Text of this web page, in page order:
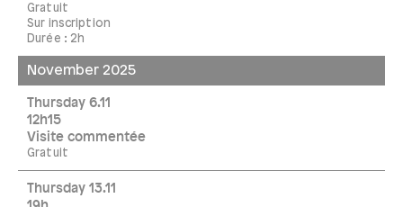
Gratuit
Sur inscription
Durée : 2h
November 2025
Thursday 6.11
12h15
Visite commentée
Gratuit
Thursday 13.11